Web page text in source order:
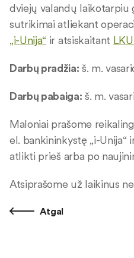
dviejų valandų laikotarpiu
sutrikimai atliekant
„i-Unija“ ir atsiskaitant
Darbų pradžia: š. m.
Darbų pabaiga: š. m.
Maloniai prašome
el. bankininkystę „i-
atlikti prieš arba po
Atsiprašome už laikinus
Atgal